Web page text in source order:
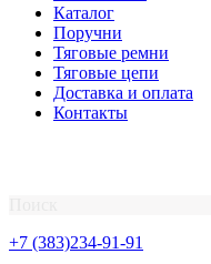
Каталог
Поручни
Тяговые ремни
Тяговые цепи
Доставка и оплата
Контакты
+7 (383)234-91-91